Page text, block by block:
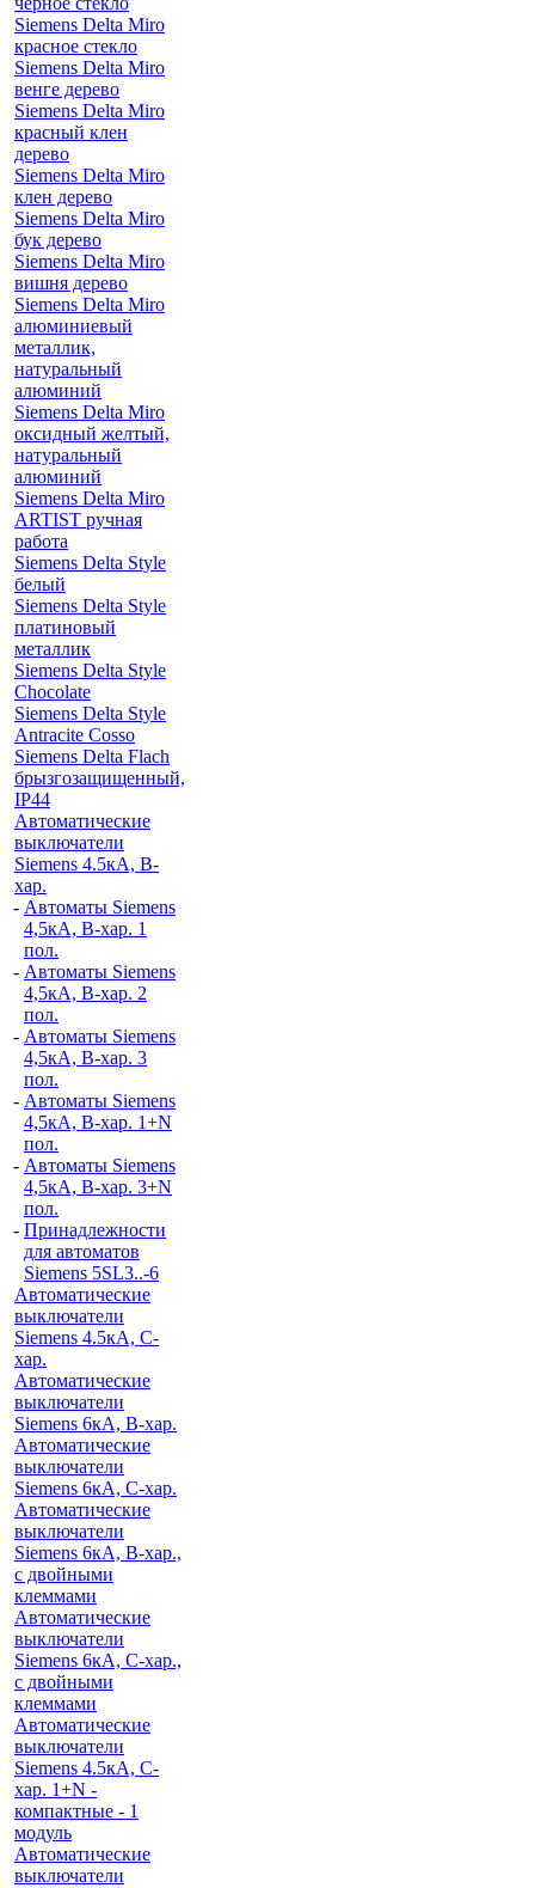
Siemens Delta Miro
красное стекло
Siemens Delta Miro
венге дерево
Siemens Delta Miro
красный клен
дерево
Siemens Delta Miro
клен дерево
Siemens Delta Miro
бук дерево
Siemens Delta Miro
вишня дерево
Siemens Delta Miro
алюминиевый
металлик,
натуральный
алюминий
Siemens Delta Miro
оксидный желтый,
натуральный
алюминий
Siemens Delta Miro
ARTIST ручная
работа
Siemens Delta Style
белый
Siemens Delta Style
платиновый
металлик
Siemens Delta Style
Chocolate
Siemens Delta Style
Antracite Cosso
Siemens Delta Flach
брызгозащищенный,
IP44
Автоматические
выключатели
Siemens 4.5кА, B-
хар.
- Автоматы Siemens
4,5кА, B-хар. 1
пол.
- Автоматы Siemens
4,5кА, B-хар. 2
пол.
- Автоматы Siemens
4,5кА, B-хар. 3
пол.
- Автоматы Siemens
4,5кА, B-хар. 1+N
пол.
- Автоматы Siemens
4,5кА, B-хар. 3+N
пол.
- Принадлежности
для автоматов
Siemens 5SL3..-6
Автоматические
выключатели
Siemens 4.5кА, C-
хар.
Автоматические
выключатели
Siemens 6кА, B-хар.
Автоматические
выключатели
Siemens 6кА, С-хар.
Автоматические
выключатели
Siemens 6кА, B-хар.,
с двойными
клеммами
Автоматические
выключатели
Siemens 6кА, C-хар.,
с двойными
клеммами
Автоматические
выключатели
Siemens 4.5кА, C-
хар. 1+N -
компактные - 1
модуль
Автоматические
выключатели